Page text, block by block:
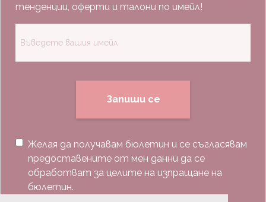
тенденции, оферти и талони по имейл!
Запиши се
Желая да получавам бюлетин и се съгласявам
предоставените от мен данни да се
обработват за целите на изпращане на
бюлетин.